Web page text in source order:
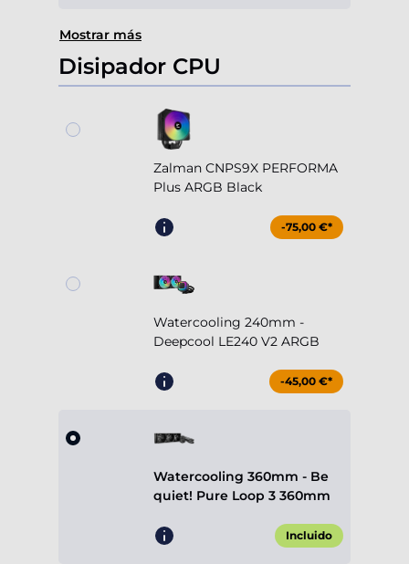
Mostrar más
Disipador CPU
Zalman CNPS9X PERFORMA
Plus ARGB Black
-75,00 €*
Watercooling 240mm -
Deepcool LE240 V2 ARGB
-45,00 €*
Watercooling 360mm - Be
quiet! Pure Loop 3 360mm
Incluido